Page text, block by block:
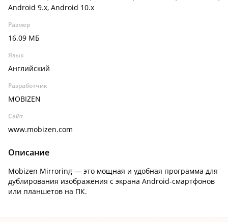
Android 9.x, Android 10.x
Размер
16.09 МБ
Язык
Английский
Разработчик
MOBIZEN
Сайт
www.mobizen.com
Описание
Mobizen Mirroring — это мощная и удобная программа для
дублирования изображения с экрана Android-смартфонов
или планшетов на ПК.